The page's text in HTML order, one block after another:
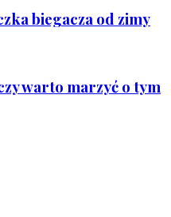
biegacza od zimy
warto marzyć o tym